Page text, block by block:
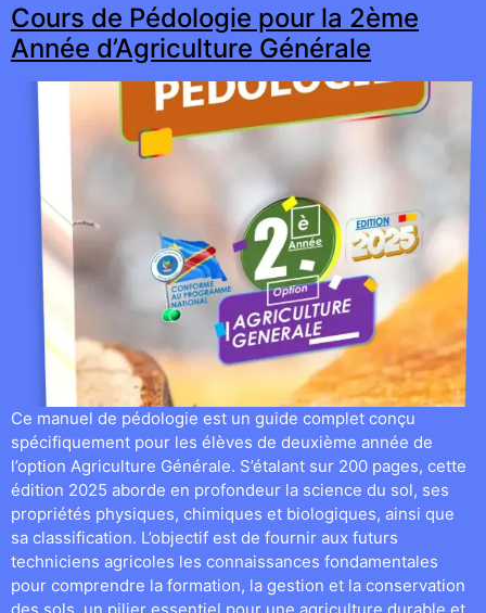
Cours de Pédologie pour la 2ème
Année d’Agriculture Générale
Ce manuel de pédologie est un guide complet conçu
spécifiquement pour les élèves de deuxième année de
l’option Agriculture Générale. S’étalant sur 200 pages, cette
édition 2025 aborde en profondeur la science du sol, ses
propriétés physiques, chimiques et biologiques, ainsi que
sa classification. L’objectif est de fournir aux futurs
techniciens agricoles les connaissances fondamentales
pour comprendre la formation, la gestion et la conservation
des sols, un pilier essentiel pour une agriculture durable et